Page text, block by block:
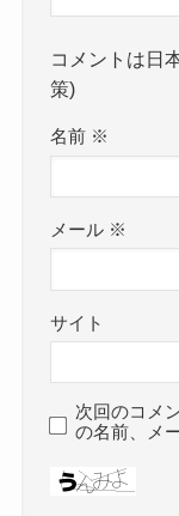
コメントは日
策)
名前 ※
メール ※
サイト
次回のコメ
の名前、メ